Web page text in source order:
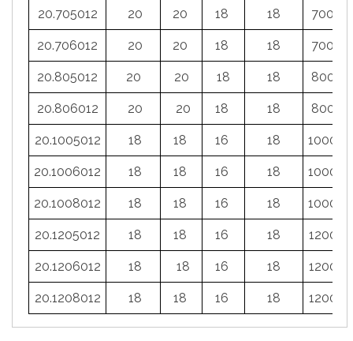
20.705012 20 20 18 18
20.706012 20 20 18 18
20.805012 20 20 18 18
20.806012 20 20 18 18
20.1005012 18 18 16 18
20.1006012 18 18 16 18
20.1008012 18 18 16 18
20.1205012 18 18 16 18
20.1206012 18 18 16 18
20.1208012 18 18 16 18